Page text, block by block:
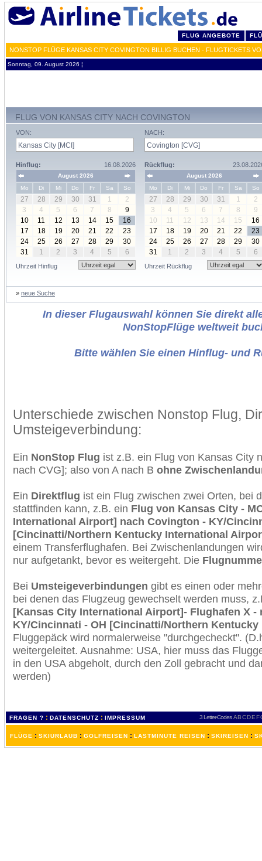
FLUG ANGEBOTE
NONSTOP FLÜGE KANSAS CITY COVINGTON BILLIG BUCHEN - FLUGTICKETS
Sonntag, 09. August 2026 ¦
FLUG VON KANSAS CITY NACH COVINGTON
VON:
Hinflug: 16.08.2026
August 2026
Mo
Di Mi Do Fr Sa So
27 28 29 30 31 1
2
3
4 5 6 7 8
9
10
11 12 13 14 15
16
17
18 19 20 21 22
23
24
25 26 27 28 29
30
31
1 2 3 4 5 6
Uhrzeit Hinflug
NACH:
Rückflug:
August 2026
Mo
Di Mi Do Fr Sa So
27 28 29 30 31 1
2
3
4 5 6 7 8
9
10
11 12 13 14 15
16
17
18 19 20 21 22
23
24
25 26 27 28 29
30
31
1 2 3 4 5 6
Uhrzeit Rückflug
» neue Suche
In dieser Flugauswahl können Sie direkt
NonStopFlüge weltweit
Bitte wählen Sie einen Hinflug- und
Unterschiede zwischen Nonstop Flug,
Umsteigeverbindung:
Ein NonStop Flug ist z.B. ein Flug von Kansas City
nach CVG]; also von A nach B ohne
Ein Direktflug ist ein Flug zwischen zwei Orten, bei
stattfinden kann, z.B. ein Flug von Kansas City -
International Airport] nach Covington - KY/
[Cincinatti/Northern Kentucky International
einem Transferflughafen. Bei Zwischenlandungen
nur aufgetankt, bevor es weitergeht. Die
Bei Umsteigeverbindungen gibt es einen oder
bei denen das Flugzeug gewechselt werden muss,
[Kansas City International Airport]- Flughafen X -
KY/Cincinnati - OH [Cincinatti/Northern
Fluggepäck wird normalerweise "durchgecheckt".
weitergeleitet. Ausnahme: USA, hier muss das
in den USA abgeholt, durch den Zoll gebracht und
werden)
FRAGEN ? : DATENSCHUTZ : IMPRESSUM 3 Letter-Codes ABCDEF
FLÜGE : SKIURLAUB : GOLFREISEN : LASTMINUTE REISEN : SKIREISEN :